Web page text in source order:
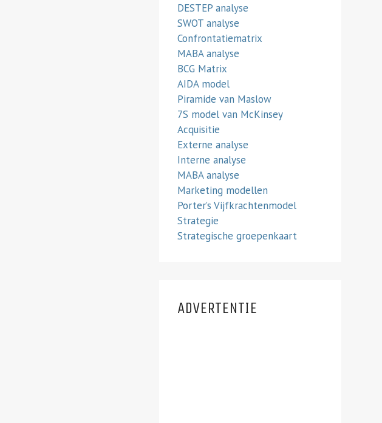
DESTEP analyse
SWOT analyse
Confrontatiematrix
MABA analyse
BCG Matrix
AIDA model
Piramide van Maslow
7S model van McKinsey
Acquisitie
Externe analyse
Interne analyse
MABA analyse
Marketing modellen
Porter’s Vijfkrachtenmodel
Strategie
Strategische groepenkaart
ADVERTENTIE